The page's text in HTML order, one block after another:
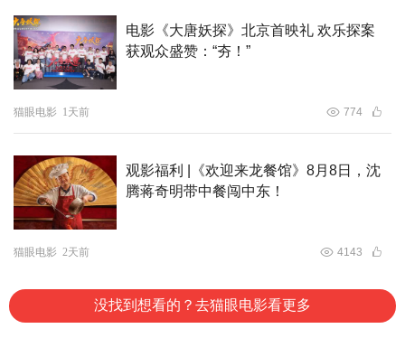
电影《大唐妖探》北京首映礼 欢乐探案
获观众盛赞：“夯！”
猫眼电影 1天前 774
观影福利 |《欢迎来龙餐馆》8月8日，沈
腾蒋奇明带中餐闯中东！
猫眼电影 2天前 4143
没找到想看的？去猫眼电影看更多